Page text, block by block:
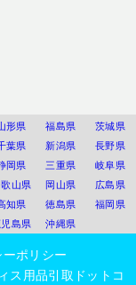
形県 福島県
茨城県
葉県 新潟県
長野県
岡県 三重県
岐阜県
山県 岡山県
広島県
知県 徳島県
福岡県
島県 沖縄県
ポリシー
ス用品引取ドットコ